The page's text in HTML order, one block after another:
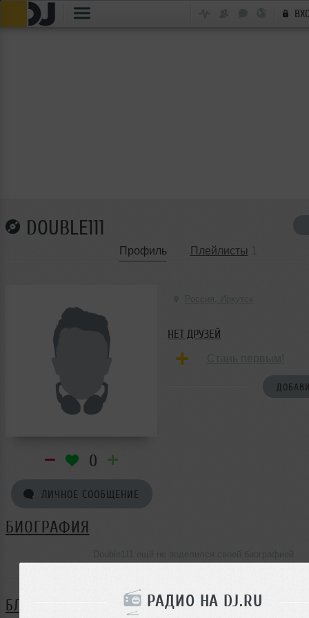
РАДИО НА DJ.RU
DOUBLE111
Профиль Плейлисты
0
ЛИЧНОЕ СООБЩЕНИЕ
НЕТ ДРУЗЕЙ
БИОГРАФИЯ
БЛОГ